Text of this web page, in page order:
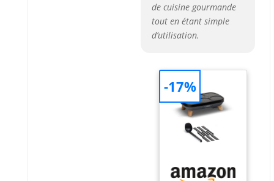
de cuisine gourmande
tout en étant simple
d’utilisation.
-17%